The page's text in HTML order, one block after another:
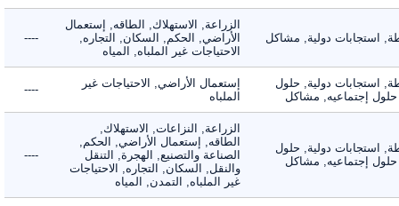
استجابات دولية, مشاكل
الزراعة, الاستهلاك, الطاقه, إستعمال
الأراضي, الحكم, السكان, التجاره,
الاحتياجات غير الملباه, المياه
----
استجابات دولية, حلول
إجتماعيه, مشاكل
إستعمال الأراضي, الاحتياجات غير
الملباه
----
استجابات دولية, حلول
إجتماعيه, مشاكل
الزراعة, النزاعات, الاستهلاك,
الطاقه, إستعمال الأراضي, الحكم,
الصناعة والتصنيع, الهجرة, التنقل
والنقل, السكان, التجاره, الاحتياجات
غير الملباه, التمدن, المياه
----